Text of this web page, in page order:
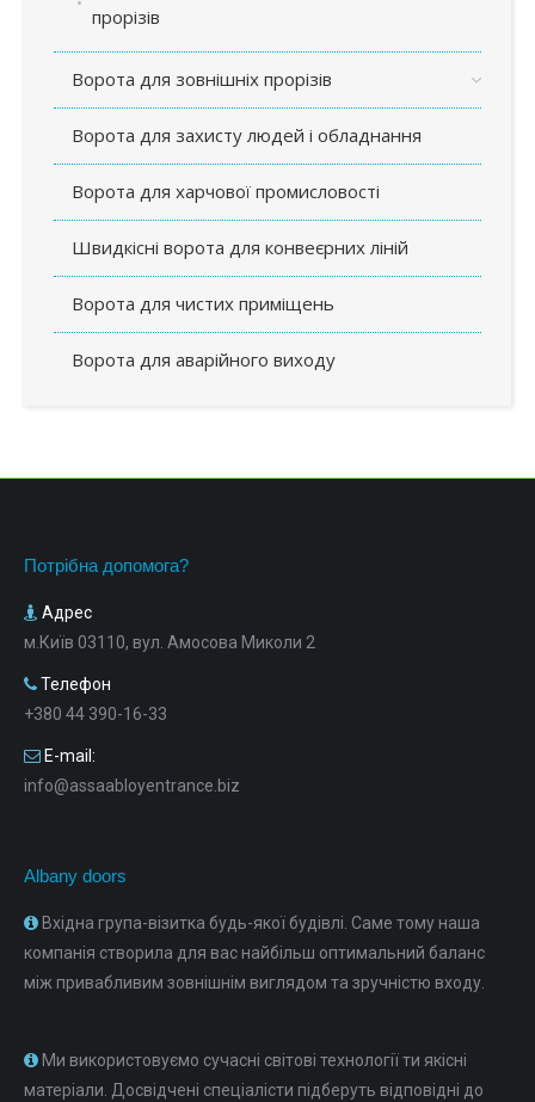
прорізів
Ворота для зовнішніх прорізів
Ворота для захисту людей і обладнання
Ворота для харчової промисловості
Швидкісні ворота для конвеєрних ліній
Ворота для чистих приміщень
Ворота для аварійного виходу
Потрібна допомога?
Адрес
м.Київ 03110, вул. Амосова Миколи 2
Телефон
+380 44 390-16-33
E-mail:
info@assaabloyentrance.biz
Albany doors
Вхідна група-візитка будь-якої будівлі. Саме тому наша
компанія створила для вас найбільш оптимальний баланс
між привабливим зовнішнім виглядом та зручністю входу.
Ми використовуємо сучасні світові технології ти якісні
матеріали. Досвідчені спеціалісти підберуть відповідні до